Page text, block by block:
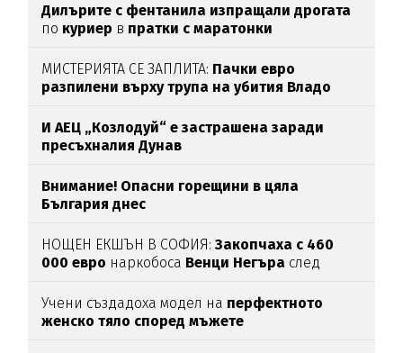
Дилърите с фентанила изпращали дрогата
по куриер в пратки с маратонки
МИСТЕРИЯТА СЕ ЗАПЛИТА: Пачки евро
разпилени върху трупа на убития Владо
И АЕЦ „Козлодуй“ е застрашена заради
пресъхналия Дунав
Внимание! Опасни горещини в цяла
България днес
НОЩЕН ЕКШЪН В СОФИЯ:Закопчаха с 460
000 евро наркобоса Венци Негъра след
Учени създадоха модел на перфектното
женско тяло според мъжете